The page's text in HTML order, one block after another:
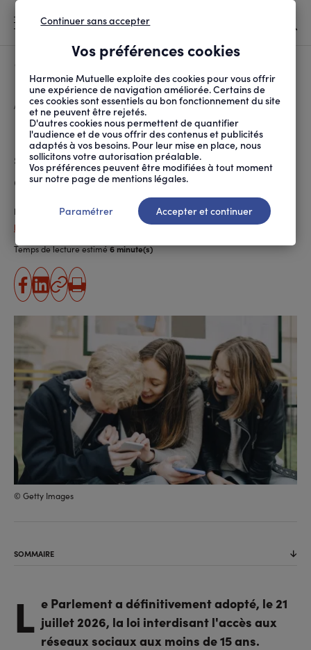
D'ARIANE
ACCUEIL SOCIÉTÉ AU QUOTIDIEN L’INTERDICTION DES R...
L’interdiction des réseaux
sociaux aux moins de 15 ans
adoptée
Publié le 04.06.2026, actualisé le 27.07.2026
Patricia Guipponi
Temps de lecture estimé6 minute(s)
partager
sur
facebook
partager
sur
linkedin
Copier
l'URL
Imprimer
© Getty Images
SOMMAIRE
L e Parlement a définitivement adopté, le 21
juillet 2026, la loi interdisant l'accès aux
réseaux sociaux aux moins de 15 ans.
Vos préférences cookies
Harmonie Mutuelle exploite des cookies pour vous offrir
une expérience de navigation améliorée. Certains de
ces cookies sont essentiels au bon fonctionnement du site
et ne peuvent être rejetés.
D'autres cookies nous permettent de quantifier
l'audience et de vous offrir des contenus et publicités
adaptés à vos besoins. Pour leur mise en place, nous
sollicitons votre autorisation préalable.
Vos préférences peuvent être modifiées à tout moment
sur notre page de mentions légales.
Continuer sans accepter
Paramétrer Accepter et continuer